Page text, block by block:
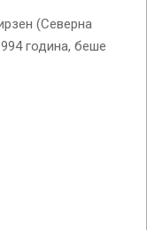
(Северна
година, беше